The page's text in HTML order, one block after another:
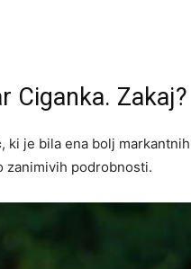
Ciganka. Zakaj?
, ki je bila ena bolj
zanimivih podrobnosti.